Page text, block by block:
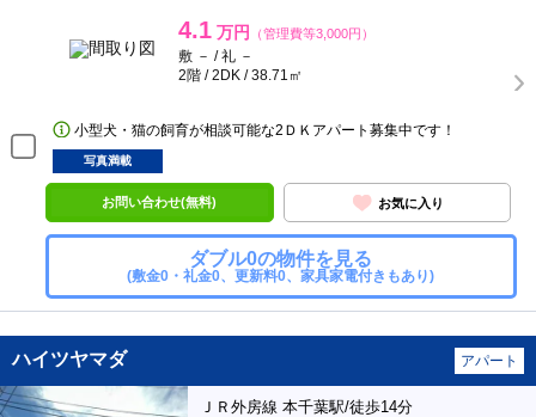
4.1 万円 （管理費等3,000円）
敷 － / 礼 －
2階 / 2DK / 38.71㎡
小型犬・猫の飼育が相談可能な2ＤＫアパート募集中です！
写真満載
お問い合わせ(無料) お気に入り
ダブル0の物件を見る
(敷金0・礼金0、更新料0、家具家電付きもあり)
ハイツヤマダ アパート
ＪＲ外房線 本千葉駅/徒歩14分